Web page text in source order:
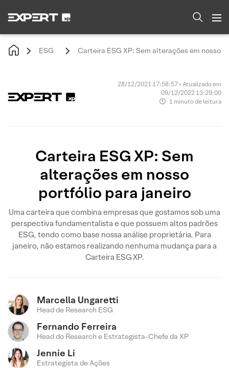
ESG Carteira ESG XP: Sem alterações em nosso
28/12/2021 17:58:57 • Atualizado em
09/12/2022 13:29:00
1 minuto de leitura
Carteira ESG XP: Sem
alterações em nosso
portfólio para janeiro
Uma carteira que combina empresas que gostamos sob uma
perspectiva fundamentalista e que possuem altos padrões
ESG, tendo como base nossa análise proprietária. Para
janeiro, não estamos realizando nenhuma mudança para a
Carteira ESG XP.
Marcella Ungaretti
Head de Research ESG
Fernando Ferreira
Head do Research e Estrategista-Chefe da XP
Jennie Li
Estrategista de Ações